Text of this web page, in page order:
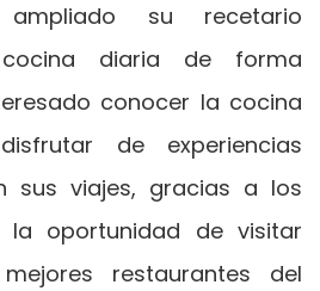
su recetario
diaria de forma
conocer la cocina
de experiencias
sus viajes, gracias a los
la oportunidad de visitar
restaurantes del